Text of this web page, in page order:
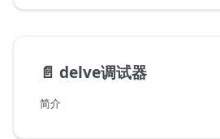
📄️ delve调试器
简介